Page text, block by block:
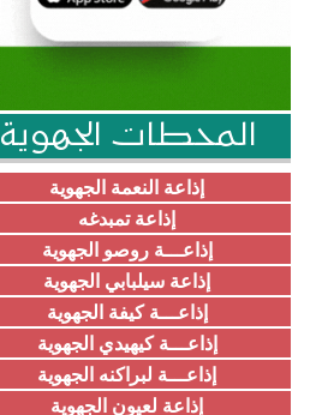
المحطات الجهوية
إذاعة النعمة الجهوية
إذاعة تمبدغه
إذاعـــة روصو الجهوية
إذاعة سيلبابي الجهوية
إذاعـــة كيفة الجهوية
إذاعـــة كيهيدي الجهوية
إذاعـــة لبراكنه الجهوية
إذاعة لعيون الجهوية